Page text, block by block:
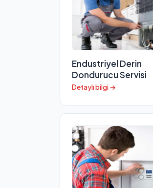
Endustriyel Derin
Dondurucu Servisi
Detaylı bilgi →